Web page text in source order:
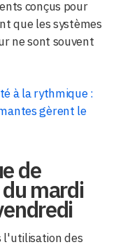
conçus pour
que les systèmes
ne sont souvent
à la rythmique :
gèrent le
de
mardi
l'utilisation des